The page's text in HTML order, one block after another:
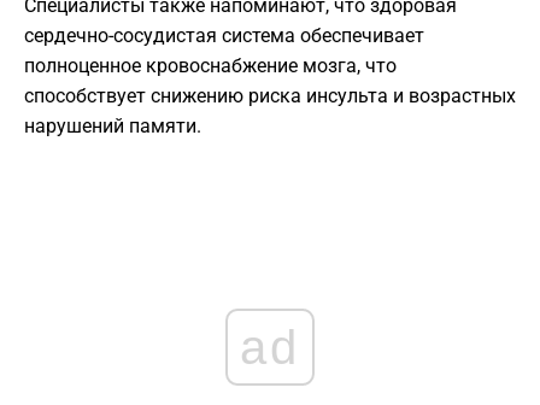
Специалисты также напоминают, что здоровая
сердечно-сосудистая система обеспечивает
полноценное кровоснабжение мозга, что
способствует снижению риска инсульта и возрастных
нарушений памяти.
ad